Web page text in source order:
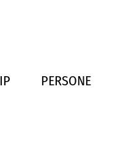
PERSONE